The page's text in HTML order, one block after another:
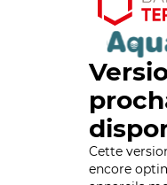
Cette
encore